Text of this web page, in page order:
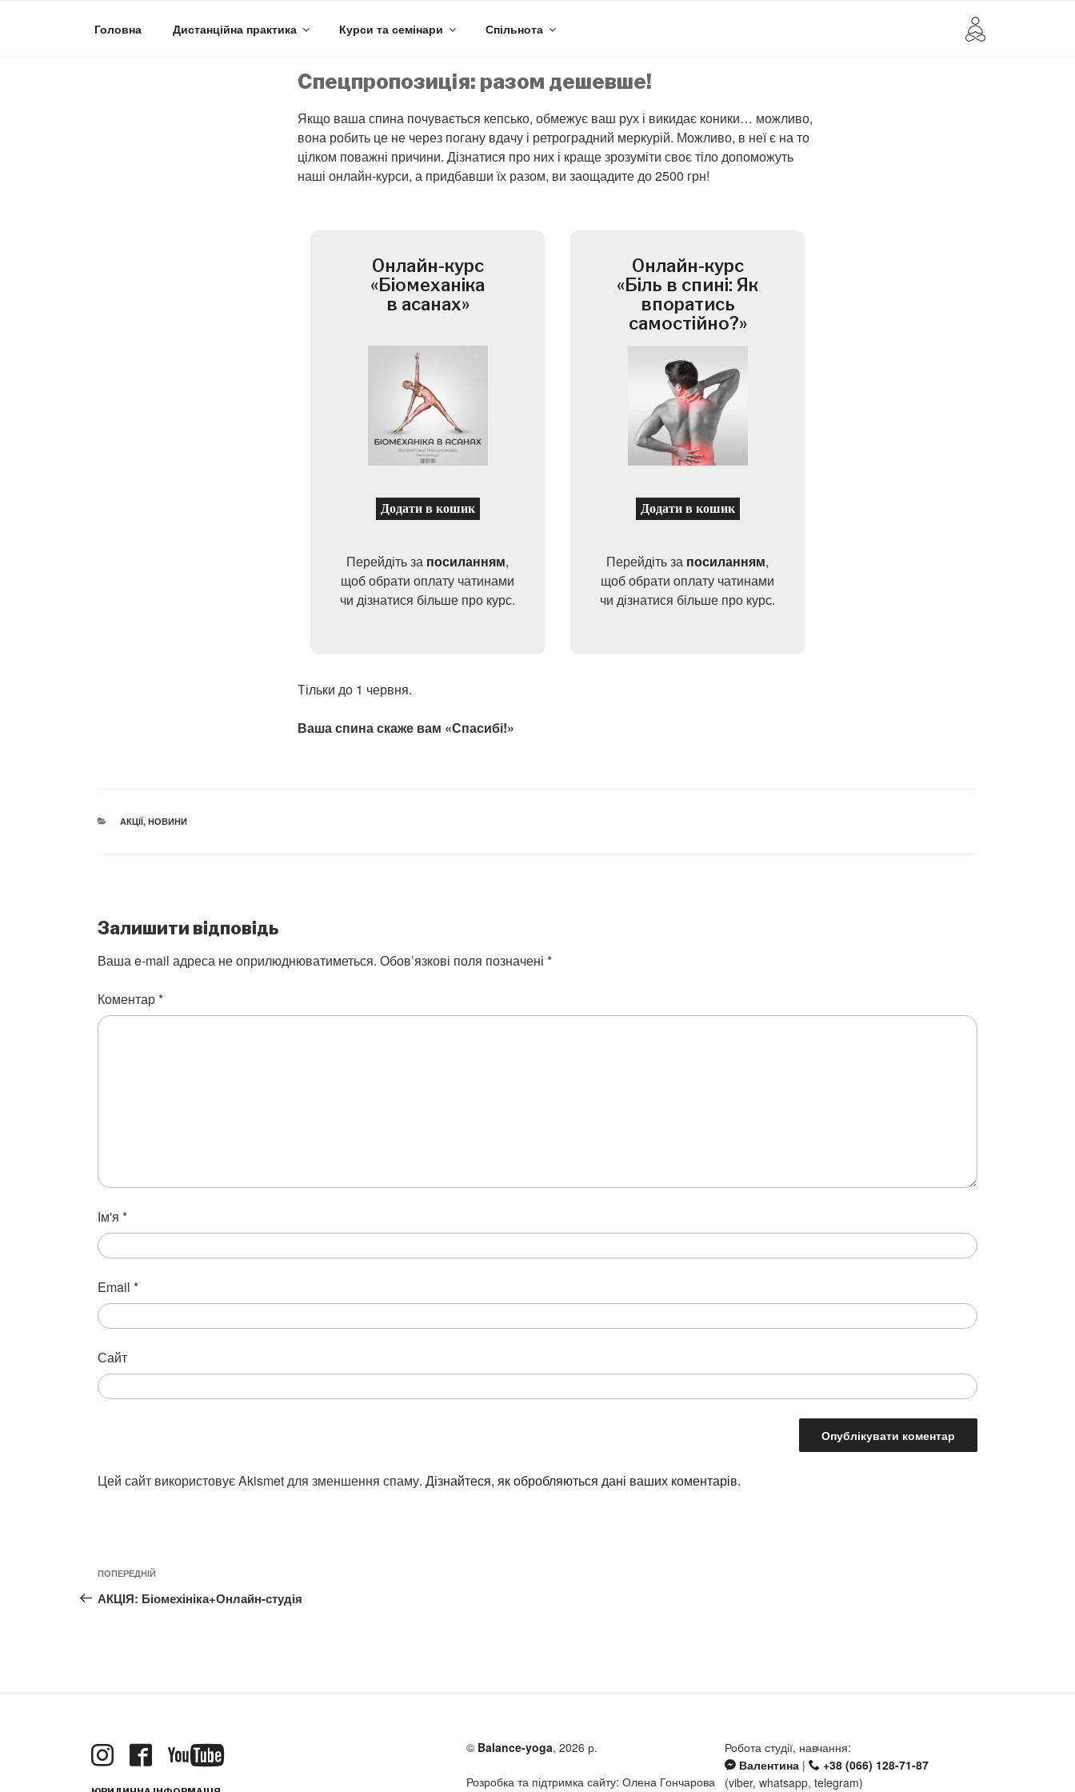
Головна Дистанційна практика Курси та семінари Спільнота
Спецпропозиція: разом дешевше!
Якщо ваша спина почувається кепсько, обмежує ваш рух і викидає коники… можливо,
вона робить це не через погану вдачу і ретроградний меркурій. Можливо, в неї є на то
цілком поважні причини. Дізнатися про них і краще зрозуміти своє тіло допоможуть
наші онлайн-курси, а придбавши їх разом, ви заощадите до 2500 грн!
Онлайн-курс
«Біомеханіка
в асанах»
Додати в кошик
Перейдіть за посиланням,
щоб обрати оплату чатинами
чи дізнатися більше про курс.
Онлайн-курс
«Біль в спині: Як
впоратись
самостійно?»
Додати в кошик
Перейдіть за посиланням,
щоб обрати оплату чатинами
чи дізнатися більше про курс.
Тільки до 1 червня.
Ваша спина скаже вам «Спасибі!»
CATEGORIES
АКЦІЇ, НОВИНИ
Залишити відповідь
Ваша e-mail адреса не оприлюднюватиметься. Обов’язкові поля позначені *
Коментар*
Ім'я *
Email *
Сайт
Цей сайт використовує Akismet для зменшення спаму. Дізнайтеся, як обробляються дані ваших коментарів.
Навігація
записів
Попередній
допис
ПОПЕРЕДНІЙ
АКЦІЯ: Біомехініка+Онлайн-студія
© Balance-yoga, 2026 р.
Розробка та підтримка сайту: Олена Гончарова
Робота студії, навчання:
Валентина |
+38 (066) 128-71-87
(viber, whatsapp, telegram)